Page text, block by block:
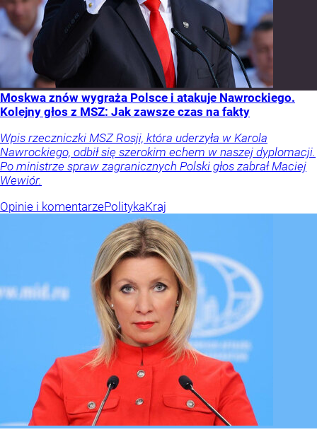
Moskwa znów wygraża Polsce i atakuje Nawrockiego.
Kolejny głos z MSZ: Jak zawsze czas na fakty
Wpis rzeczniczki MSZ Rosji, która uderzyła w Karola
Nawrockiego, odbił się szerokim echem w naszej dyplomacji.
Po ministrze spraw zagranicznych Polski głos zabrał Maciej
Wewiór.
Opinie i komentarzePolitykaKraj